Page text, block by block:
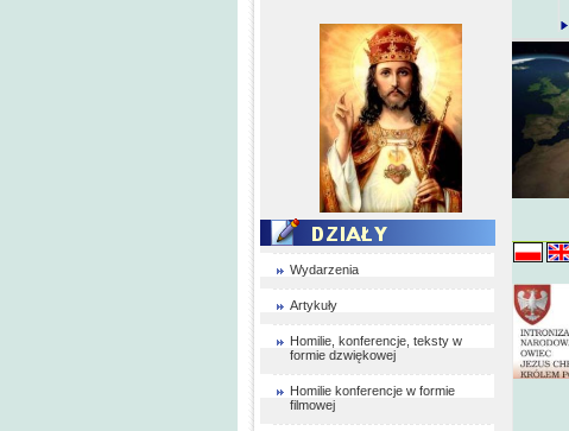
Wydarzenia
Artykuły
Homilie, konferencje, teksty w
formie dzwiękowej
Homilie konferencje w formie
filmowej